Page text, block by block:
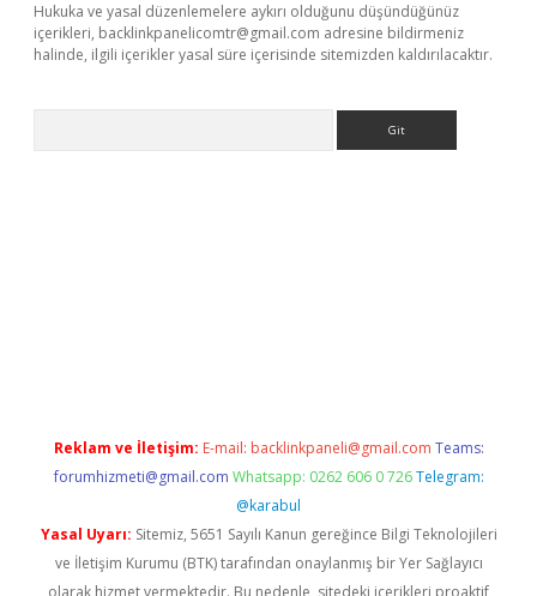
Hukuka ve yasal düzenlemelere aykırı olduğunu düşündüğünüz
içerikleri, backlinkpanelicomtr@gmail.com adresine bildirmeniz
halinde, ilgili içerikler yasal süre içerisinde sitemizden kaldırılacaktır.
Reklam ve İletişim: E-mail: backlinkpaneli@gmail.com Teams:
forumhizmeti@gmail.com Whatsapp: 0262 606 0 726 Telegram:
@karabul
Yasal Uyarı: Sitemiz, 5651 Sayılı Kanun gereğince Bilgi Teknolojileri
ve İletişim Kurumu (BTK) tarafından onaylanmış bir Yer Sağlayıcı
olarak hizmet vermektedir. Bu nedenle, sitedeki içerikleri proaktif